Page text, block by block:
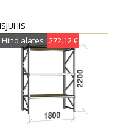
tsinkplekist või
Põhiosa
(2 külgraami laiust) ja
külgraami laius).
erinevates ladudes,
muudes kohtades.
horisontaaltaladest ning
riiulitasapindadest.
Hind alates 272.12 €